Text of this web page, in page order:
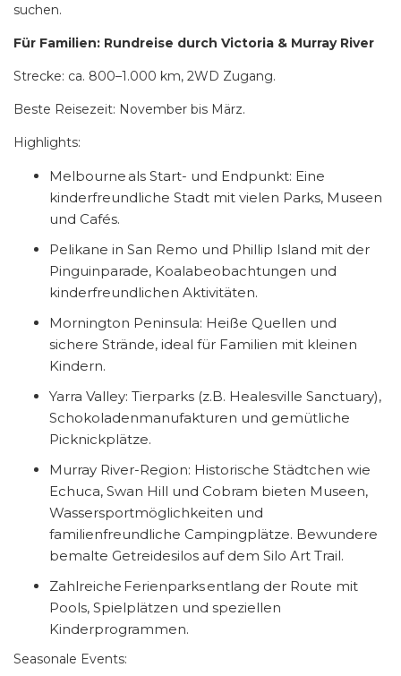
suchen.
Für Familien: Rundreise durch Victoria & Murray River
Strecke: ca. 800–1.000 km, 2WD Zugang.
Beste Reisezeit: November bis März.
Highlights:
Melbourne als Start- und Endpunkt: Eine
kinderfreundliche Stadt mit vielen Parks, Museen
und Cafés.
Pelikane in San Remo und Phillip Island mit der
Pinguinparade, Koalabeobachtungen und
kinderfreundlichen Aktivitäten.
Mornington Peninsula: Heiße Quellen und
sichere Strände, ideal für Familien mit kleinen
Kindern.
Yarra Valley: Tierparks (z.B. Healesville Sanctuary),
Schokoladenmanufakturen und gemütliche
Picknickplätze.
Murray River-Region: Historische Städtchen wie
Echuca, Swan Hill und Cobram bieten Museen,
Wassersportmöglichkeiten und
familienfreundliche Campingplätze. Bewundere
bemalte Getreidesilos auf dem Silo Art Trail.
Zahlreiche Ferienparks entlang der Route mit
Pools, Spielplätzen und speziellen
Kinderprogrammen.
Seasonale Events: